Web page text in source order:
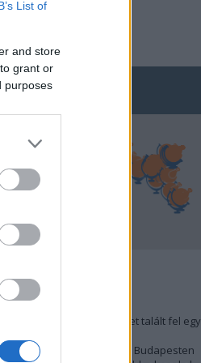
List of
and store
grant or
purposes
menő Budapest-térképet talált fel egy
legjobb (elérhető árú) ebéd Budapesten